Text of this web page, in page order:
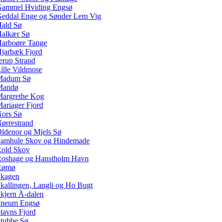
Hviding Engsø
Enge og Sønder Lem Vig
Sø
Sø
Tange
Fjord
Strand
Vildmose
Sø
Kog
Fjord
Sø
og Mjels Sø
Skov og Hindemade
Skov
og Hanstholm Havn
Langli og Ho Bugt
Å-dalen
Engsø
Fjord